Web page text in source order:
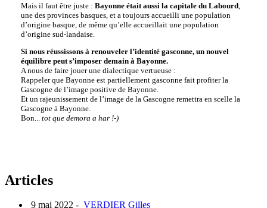
Mais il faut être juste : Bayonne était aussi la capitale du Labourd,
une des provinces basques, et a toujours accueilli une population
d’origine basque, de même qu’elle accueillait une population
d’origine sud-landaise.
Si nous réussissons à renouveler l’identité gasconne, un nouvel
équilibre peut s’imposer demain à Bayonne.
A nous de faire jouer une dialectique vertueuse :
Rappeler que Bayonne est partiellement gasconne fait profiter la
Gascogne de l’image positive de Bayonne.
Et un rajeunissement de l’image de la Gascogne remettra en scelle la
Gascogne à Bayonne.
Bon... tot que demora a har !-)
Articles
9 mai 2022 - VERDIER Gilles